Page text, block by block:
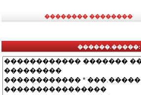
�������� ��������
������.�����: